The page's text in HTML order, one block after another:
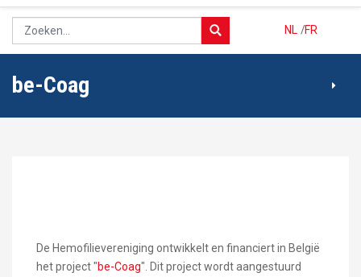
NL FR
/
be-Coag
De Hemofilievereniging ontwikkelt en financiert in België
het project "be-Coag". Dit project wordt aangestuurd